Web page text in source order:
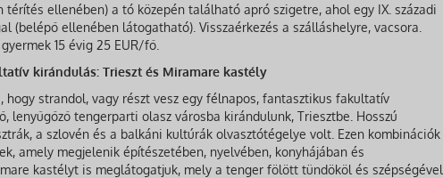
térítés ellenében) a tó közepén található apró szigetre, ahol egy IX. századi
(belépő ellenében látogatható). Visszaérkezés a szálláshelyre, vacsora.
15 évig 25 EUR/fő.
kirándulás: Trieszt és Miramare kastély
strandol, vagy részt vesz egy félnapos, fantasztikus fakultatív
lenyűgőző tengerparti olasz városba kirándulunk, Triesztbe. Hosszú
a szlovén és a balkáni kultúrák olvasztótégelye volt. Ezen kombinációk
amely megjelenik építészetében, nyelvében, konyhájában és
kastélyt is meglátogatjuk, mely a tenger fölött tündököl és szépségével